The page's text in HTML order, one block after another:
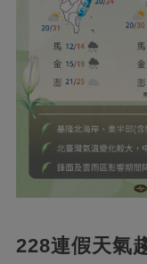
228連假天氣